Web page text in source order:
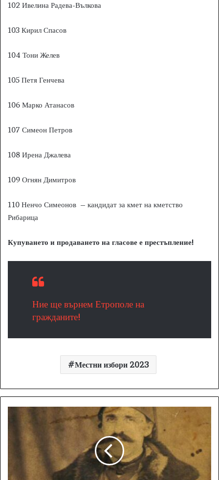
102 Ивелина Радева-Вълкова
103 Кирил Спасов
104 Тони Желев
105 Петя Генчева
106 Марко Атанасов
107 Симеон Петров
108 Ирена Джалева
109 Огнян Димитров
110 Ненчо Симеонов – кандидат за кмет на кметство
Рибарица
Купуването и продаването на гласове е престъпление!
Ние ще върнем Етрополе на
гражданите!
Местни избори 2023